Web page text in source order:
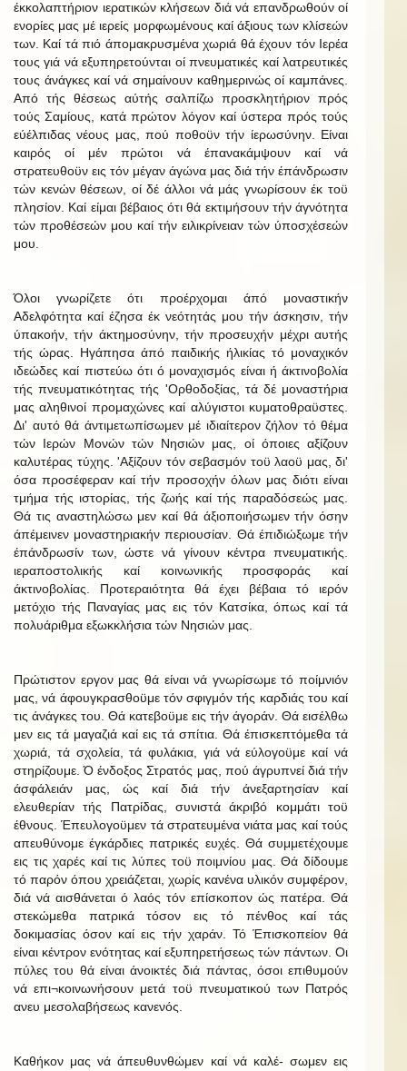
έκκολαπτήριον ιερατικών κλήσεων διά νά επανδρωθούν οί
ενορίες μας μέ ιερείς μορφωμένους καί άξιους των κλίσεών
των. Καί τά πιό άπομακρυσμένα χωριά θά έχουν τόν Ιερέα
τους γιά νά εξυπηρετούνται οί πνευματικές καί λατρευτικές
τους άνάγκες καί νά σημαίνουν καθημερινώς οί καμπάνες.
Από τής θέσεως αύτής σαλπίζω προσκλητήριον πρός
τούς Σαμίους, κατά πρώτον λόγον καί ύστερα πρός τούς
εύέλπιδας νέους μας, πού ποθοϋν τήν ίερωσύνην. Είναι
καιρός οί μέν πρώτοι νά έπανακάμψουν καί νά
στρατευθοϋν εις τόν μέγαν άγώνα μας διά τήν έπάνδρωσιν
τών κενών θέσεων, οί δέ άλλοι νά μάς γνωρίσουν έκ τοϋ
πλησίον. Καί είμαι βέβαιος ότι θά εκτιμήσουν τήν άγνότητα
τών προθέσεών μου καί τήν ειλικρίνειαν τών ύποσχέσεών
μου.
Όλοι γνωρίζετε ότι προέρχομαι άπό μοναστικήν
Αδελφότητα καί έζησα έκ νεότητάς μου τήν άσκησιν, τήν
ύπακοήν, τήν άκτημοσύνην, τήν προσευχήν μέχρι αυτής
τής ώρας. Ηγάπησα άπό παιδικής ήλικίας τό μοναχικόν
ιδεώδες καί πιστεύω ότι ό μοναχισμός είναι ή άκτινοβολία
τής πνευματικότητας τής 'Ορθοδοξίας, τά δέ μοναστήρια
μας αληθινοί προμαχώνες καί αλύγιστοι κυματοθραϋστες.
Δι' αυτό θά άντιμετωπίσωμεν μέ ιδιαίτερον ζήλον τό θέμα
τών Ιερών Μονών τών Νησιών μας, οί όποιες αξίζουν
καλυτέρας τύχης. 'Αξίζουν τόν σεβασμόν τοϋ λαοϋ μας, δι'
όσα προσέφεραν καί τήν προσοχήν όλων μας διότι είναι
τμήμα τής ιστορίας, τής ζωής καί τής παραδόσεώς μας.
Θά τις αναστηλώσω μεν καί θά άξιοποιήσωμεν τήν όσην
άπέμεινεν μοναστηριακήν περιουσίαν. Θά έπιδιώξωμε τήν
έπάνδρωσίν των, ώστε νά γίνουν κέντρα πνευματικής.
ιεραποστολικής καί κοινωνικής προσφοράς καί
άκτινοβολίας. Προτεραιότητα θά έχει βέβαια τό ιερόν
μετόχιο τής Παναγίας μας εις τόν Κατσίκα, όπως καί τά
πολυάριθμα εξωκκλήσια τών Νησιών μας.
Πρώτιστον εργον μας θά είναι νά γνωρίσωμε τό ποίμνιόν
μας, νά άφουγκρασθοϋμε τόν σφιγμόν τής καρδιάς του καί
τις άνάγκες του. Θά κατεβοϋμε εις τήν άγοράν. Θά εισέλθω
μεν εις τά μαγαζιά καί εις τά σπίτια. Θά έπισκεπτόμεθα τά
χωριά, τά σχολεία, τά φυλάκια, γιά νά εύλογοϋμε καί νά
στηρίζουμε. Ό ένδοξος Στρατός μας, πού άγρυπνεί διά τήν
άσφάλειάν μας, ώς καί διά τήν άνεξαρτησίαν καί
ελευθερίαν τής Πατρίδας, συνιστά άκριβό κομμάτι τοϋ
έθνους. Έπευλογοϋμεν τά στρατευμένα νιάτα μας καί τούς
απευθύνομε έγκάρδιες πατρικές ευχές. Θά συμμετέχουμε
εις τις χαρές καί τις λύπες τοϋ ποιμνίου μας. Θά δίδουμε
τό παρόν όπου χρειάζεται, χωρίς κανένα υλικόν συμφέρον,
διά νά αισθάνεται ό λαός τόν επίσκοπον ώς πατέρα. Θά
στεκώμεθα πατρικά τόσον εις τό πένθος καί τάς
δοκιμασίας όσον καί εις τήν χαράν. Τό Έπισκοπείον θά
είναι κέντρον ενότητας καί εξυπηρετήσεως τών πάντων. Οι
πύλες του θά είναι άνοικτές διά πάντας, όσοι επιθυμούν
νά επι¬κοινωνήσουν μετά τοϋ πνευματικού των Πατρός
ανευ μεσολαβήσεως κανενός.
Καθήκον μας νά άπευθυνθώμεν καί νά καλέ- σωμεν εις